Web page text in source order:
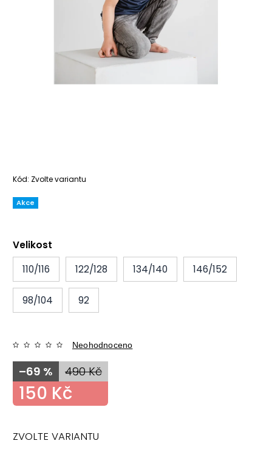
Kód: Zvolte variantu
Akce
Velikost
110/116
122/128 134/140 146/152
98/104 92
Neohodnoceno
490 Kč
–69 %
150 Kč
ZVOLTE VARIANTU